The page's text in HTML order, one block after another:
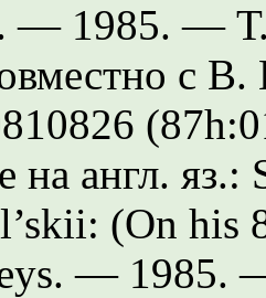
— 1985. —
с В.
на англ.
(On his
— 1985.